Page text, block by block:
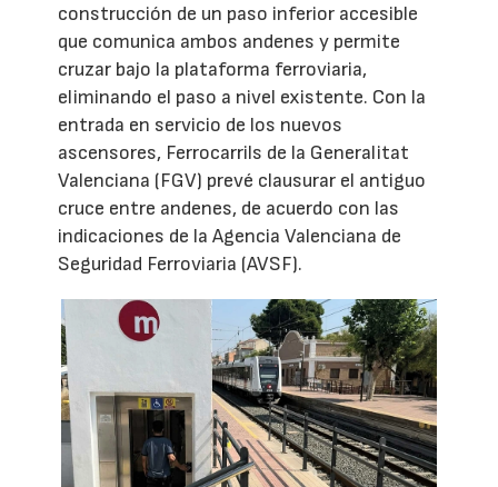
construcción de un paso inferior accesible
que comunica ambos andenes y permite
cruzar bajo la plataforma ferroviaria,
eliminando el paso a nivel existente. Con la
entrada en servicio de los nuevos
ascensores, Ferrocarrils de la Generalitat
Valenciana (FGV) prevé clausurar el antiguo
cruce entre andenes, de acuerdo con las
indicaciones de la Agencia Valenciana de
Seguridad Ferroviaria (AVSF).